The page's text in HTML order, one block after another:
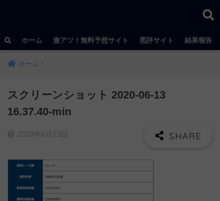
ホーム 激アツ！無料予想サイト 悪評サイト 結果報告
ホーム
スクリーンショット 2020-06-13
16.37.40-min
2020年6月13日